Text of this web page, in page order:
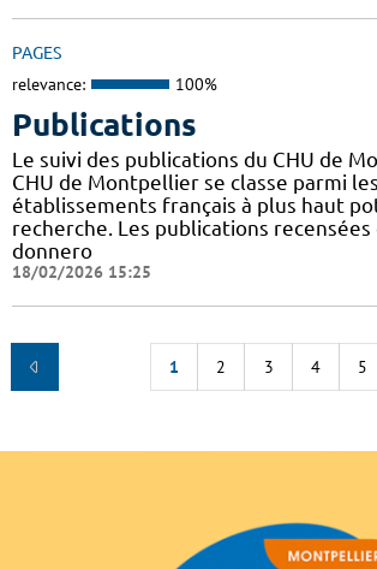
PAGES
relevance: 100%
Publications
Le suivi des publications du CHU de
CHU de Montpellier se classe parmi les
établissements français à plus haut
recherche. Les publications recensées
donnero
18/02/2026 15:25
1 2 3 4 5